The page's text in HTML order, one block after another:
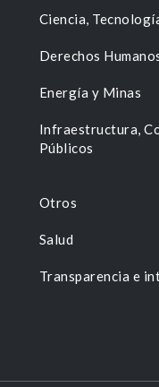
Ciencia,
Derechos
Energía y Minas
Infraestructura,
Públicos
Otros
Salud
Transparencia e